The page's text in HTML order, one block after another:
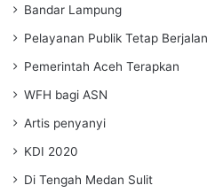
Bandar Lampung
Pelayanan Publik Tetap Berjalan
Pemerintah Aceh Terapkan
WFH bagi ASN
Artis penyanyi
KDI 2020
Di Tengah Medan Sulit